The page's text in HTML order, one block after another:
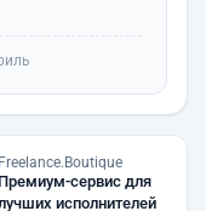
Freelance.Boutique
Премиум-сервис для
исполнителей